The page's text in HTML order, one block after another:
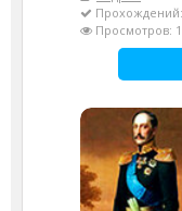
Просмотров: